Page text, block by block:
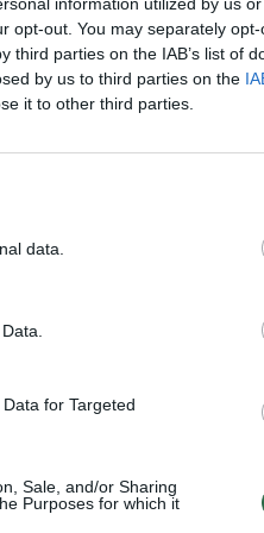
opt-out. You may separately
parties on the IAB’s list of
by us to third parties on the
it to other third parties.
data.
for Targeted
Sale, and/or Sharing
Purposes for which it
Šauliai. Tėvynės labui 2020-
prisijungęs E. Žičkus atskleidė,
Žinios
Šauliai. Tėvynės labui 2019-